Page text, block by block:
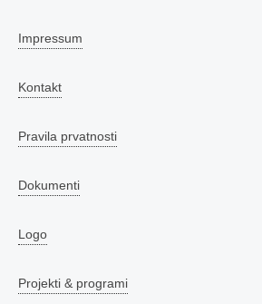
Impressum
Kontakt
Pravila prvatnosti
Dokumenti
Logo
Projekti & programi